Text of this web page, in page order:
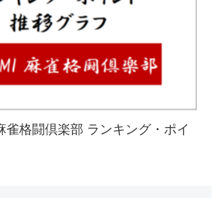
雀格闘倶楽部 ランキング・ポイ